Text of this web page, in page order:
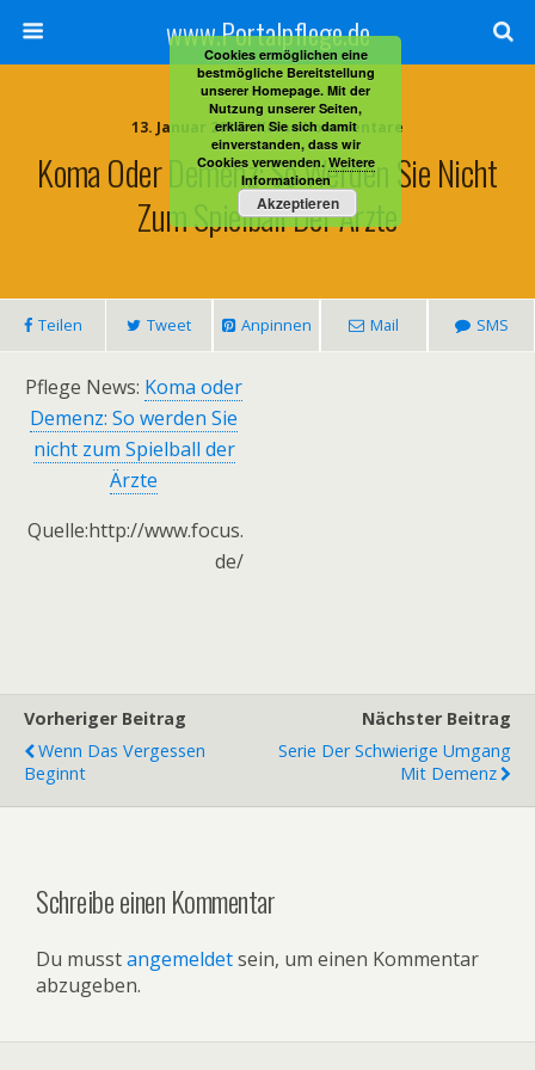
www.Portalpflege.de
13. Januar 2014 • Keine Kommentare
Koma Oder Demenz: So Werden Sie Nicht
Zum Spielball Der Ärzte
Teilen Tweet Anpinnen Mail SMS
Pflege News: Koma oder
Demenz: So werden Sie
nicht zum Spielball der
Ärzte
Quelle:http://www.focus.
de/
Vorheriger Beitrag
Wenn Das Vergessen
Beginnt
Nächster Beitrag
Serie Der Schwierige Umgang
Mit Demenz
Schreibe einen Kommentar
Du musstangemeldetsein, um einen Kommentar
abzugeben.
Cookies ermöglichen eine
bestmögliche Bereitstellung
unserer Homepage. Mit der
Nutzung unserer Seiten,
erklären Sie sich damit
einverstanden, dass wir
Cookies verwenden.Weitere
Informationen
Akzeptieren